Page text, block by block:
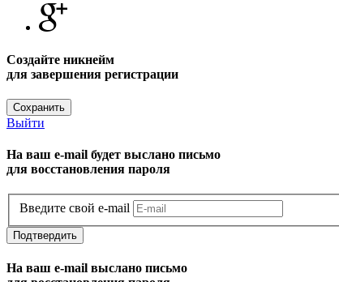
Создайте никнейм
для завершения регистрации
Сохранить
Выйти
На ваш e-mail будет выслано письмо
для восстановления пароля
Введите свой e-mail
Подтвердить
На ваш e-mail выслано письмо